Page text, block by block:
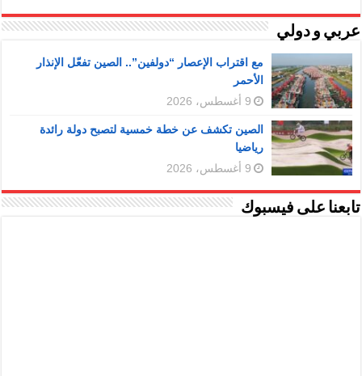
عربي و دولي
مع اقتراب الإعصار “دولفين”.. الصين تفعّل الإنذار
الأحمر
9 أغسطس، 2026
الصين تكشف عن خطة خمسية لتصبح دولة رائدة
رياضيا
9 أغسطس، 2026
تابعنا على فيسبوك